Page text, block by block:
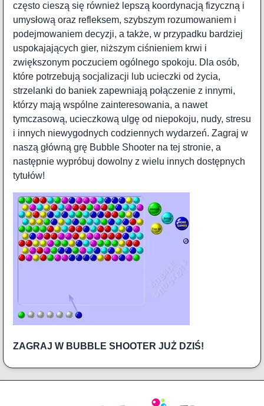
często cieszą się również lepszą koordynacją fizyczną i
umysłową oraz refleksem, szybszym rozumowaniem i
podejmowaniem decyzji, a także, w przypadku bardziej
uspokajających gier, niższym ciśnieniem krwi i
zwiększonym poczuciem ogólnego spokoju. Dla osób,
które potrzebują socjalizacji lub ucieczki od życia,
strzelanki do baniek zapewniają połączenie z innymi,
którzy mają wspólne zainteresowania, a nawet
tymczasową, ucieczkową ulgę od niepokoju, nudy, stresu
i innych niewygodnych codziennych wydarzeń. Zagraj w
naszą główną grę Bubble Shooter na tej stronie, a
następnie wypróbuj dowolny z wielu innych dostępnych
tytułów!
ZAGRAJ W BUBBLE SHOOTER JUŻ DZIŚ!